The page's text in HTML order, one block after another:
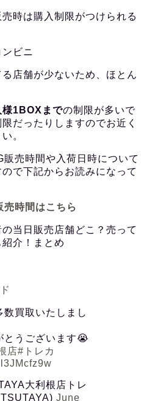
時は購入制限がつけられる
ビニ
店舗が少ないため、ほとん
様1BOXまでの制限が多いで
だったりしますのでお近く
。
売時間や入荷日時について
で下記からお読みになって
売時間はこちら
当日販売店舗どこ？売って
介！まとめ
数買取いたしまし
とうございます😭
店#トレカ
大利根店トレ
June